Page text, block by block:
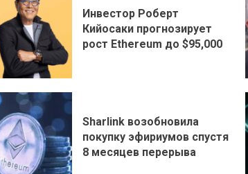
Инвестор Роберт
Кийосаки прогнозирует
рост Ethereum до $95,000
Sharlink возобновила
покупку эфириумов спустя
8 месяцев перерыва